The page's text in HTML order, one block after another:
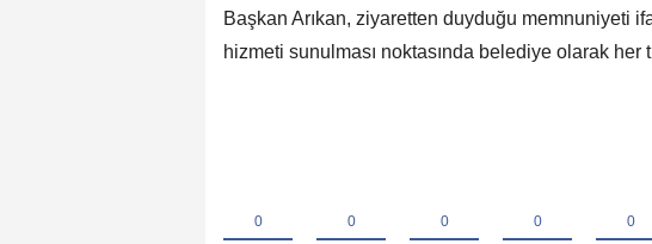
Başkan Arıkan, ziyaretten duyduğu memnuniyeti
hizmeti sunulması noktasında belediye olarak her